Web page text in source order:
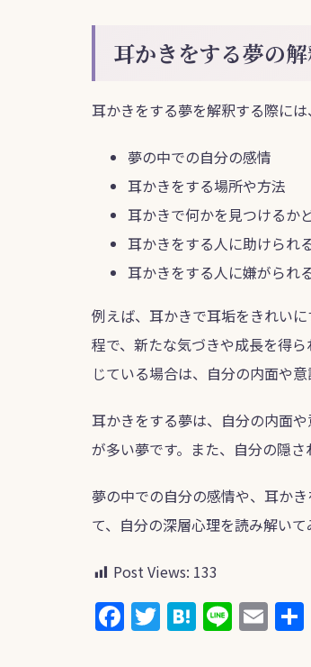
耳かきをする夢の
耳かきをする夢を解釈する際に
夢の中での自分の感情
耳かきをする場所や方法
耳かきで何かを見つけるか
耳かきをする人に助けられ
耳かきをする人に嫌がられ
例えば、耳かきで耳垢をきれい
程で、新たな気づきや成長を得
じている場合は、自分の内面や
耳かきをする夢は、自分の内面
が多い夢です。また、自分の隠
夢の中での自分の感情や、耳か
て、自分の深層心理を読み解いて
Post Views: 133
F
a
T
w
H
at
Li
n
E
m